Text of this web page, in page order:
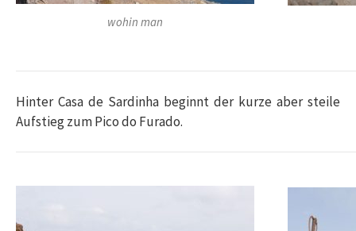
wohin man
Hinter Casa de Sardinha beginnt der kurze aber steile
Aufstieg zum Pico do Furado.